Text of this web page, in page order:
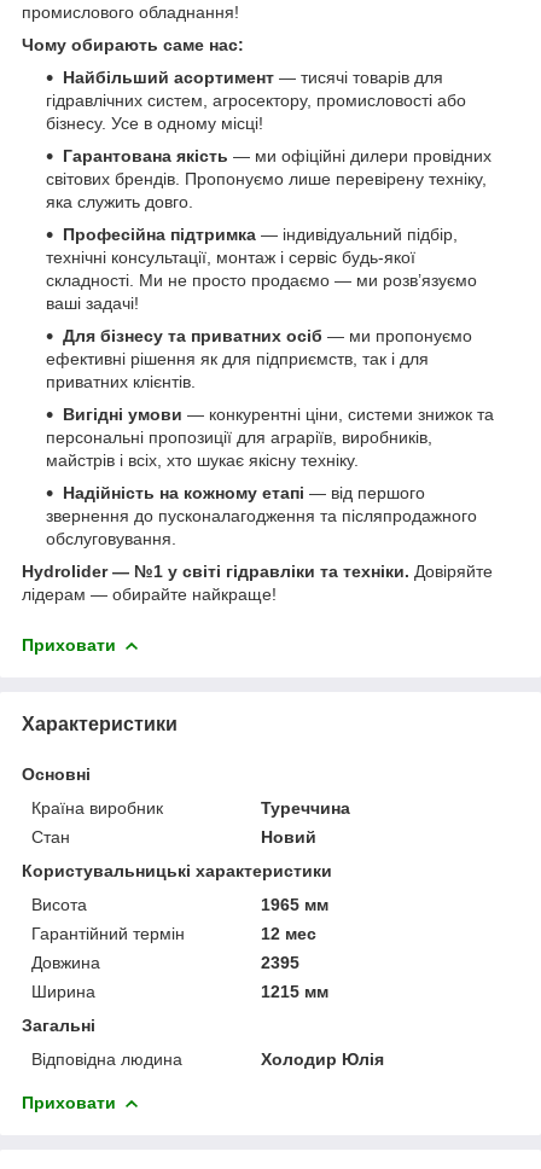
промислового обладнання!
Чому обирають саме нас:
Найбільший асортимент — тисячі товарів для
гідравлічних систем, агросектору, промисловості або
бізнесу. Усе в одному місці!
Гарантована якість — ми офіційні дилери провідних
світових брендів. Пропонуємо лише перевірену техніку,
яка служить довго.
Професійна підтримка — індивідуальний підбір,
технічні консультації, монтаж і сервіс будь-якої
складності. Ми не просто продаємо — ми розв’язуємо
ваші задачі!
Для бізнесу та приватних осіб — ми пропонуємо
ефективні рішення як для підприємств, так і для
приватних клієнтів.
Вигідні умови — конкурентні ціни, системи знижок та
персональні пропозиції для аграріїв, виробників,
майстрів і всіх, хто шукає якісну техніку.
Надійність на кожному етапі — від першого
звернення до пусконалагодження та післяпродажного
обслуговування.
Hydrolider — №1 у світі гідравліки та техніки. Довіряйте
лідерам — обирайте найкраще!
Приховати
Характеристики
Основні
Країна виробник
Туреччина
Стан
Новий
Користувальницькі характеристики
Висота
1965 мм
Гарантійний термін
12 мес
Довжина
2395
Ширина
1215 мм
Загальні
Відповідна людина
Холодир Юлія
Приховати